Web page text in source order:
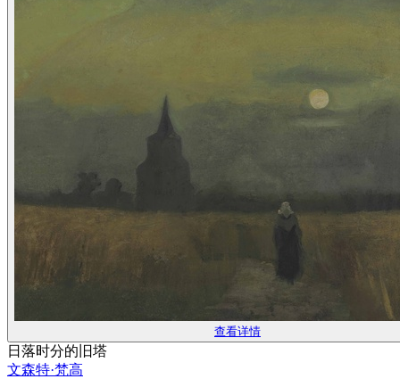
查看详情
日落时分的旧塔
文森特·梵高